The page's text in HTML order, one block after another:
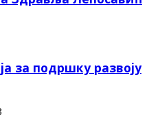
за подршку развоју